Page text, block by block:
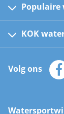
Kinder
Zeilkleding
AIS
KOK
Merken
Volg ons